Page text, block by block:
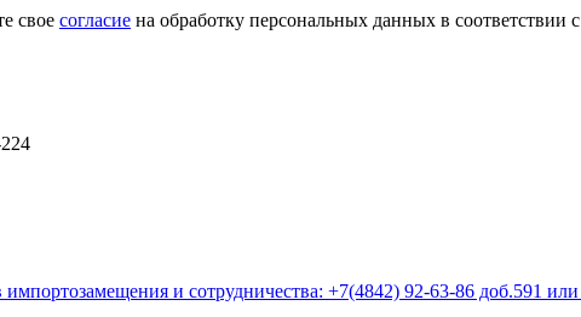
свое согласие на обработку персональных данных в соответствии с
и сотрудничества: +7(4842) 92-63-86 доб.591 или